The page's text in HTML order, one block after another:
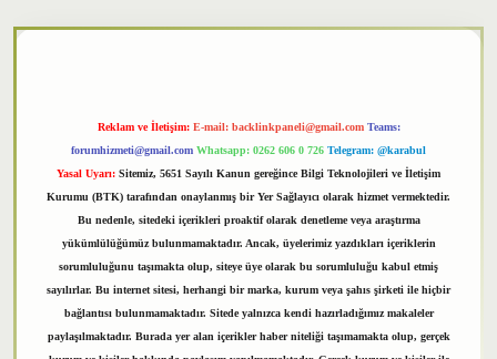
Reklam ve İletişim: E-mail: backlinkpaneli@gmail.com Teams:
forumhizmeti@gmail.com Whatsapp: 0262 606 0 726 Telegram: @karabul
Yasal Uyarı: Sitemiz, 5651 Sayılı Kanun gereğince Bilgi Teknolojileri ve İletişim
Kurumu (BTK) tarafından onaylanmış bir Yer Sağlayıcı olarak hizmet vermektedir.
Bu nedenle, sitedeki içerikleri proaktif olarak denetleme veya araştırma
yükümlülüğümüz bulunmamaktadır. Ancak, üyelerimiz yazdıkları içeriklerin
sorumluluğunu taşımakta olup, siteye üye olarak bu sorumluluğu kabul etmiş
sayılırlar. Bu internet sitesi, herhangi bir marka, kurum veya şahıs şirketi ile hiçbir
bağlantısı bulunmamaktadır. Sitede yalnızca kendi hazırladığımız makaleler
paylaşılmaktadır. Burada yer alan içerikler haber niteliği taşımamakta olup, gerçek